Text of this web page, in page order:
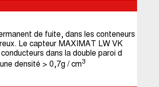
de fuite, dans les conteneurs
Le capteur MAXIMAT LW VK
dans la double paroi d
densité > 0,7g / cm3